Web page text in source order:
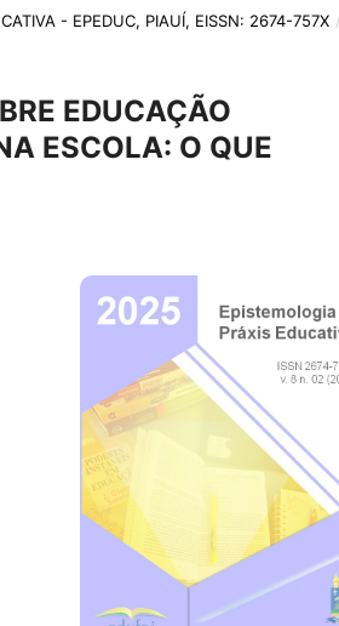
- EPEDUC, PIAUÍ, EISSN: 2674-757X /
EDUCAÇÃO
ESCOLA: O QUE